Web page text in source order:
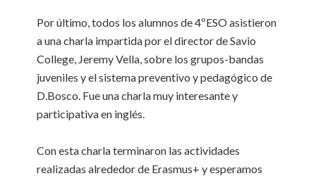
Por último, todos los alumnos de 4ºESO asistieron
a una charla impartida por el director de Savio
College, Jeremy Vella, sobre los grupos-bandas
juveniles y el sistema preventivo y pedagógico de
D.Bosco. Fue una charla muy interesante y
participativa en inglés.
Con esta charla terminaron las actividades
realizadas alrededor de Erasmus+ y esperamos